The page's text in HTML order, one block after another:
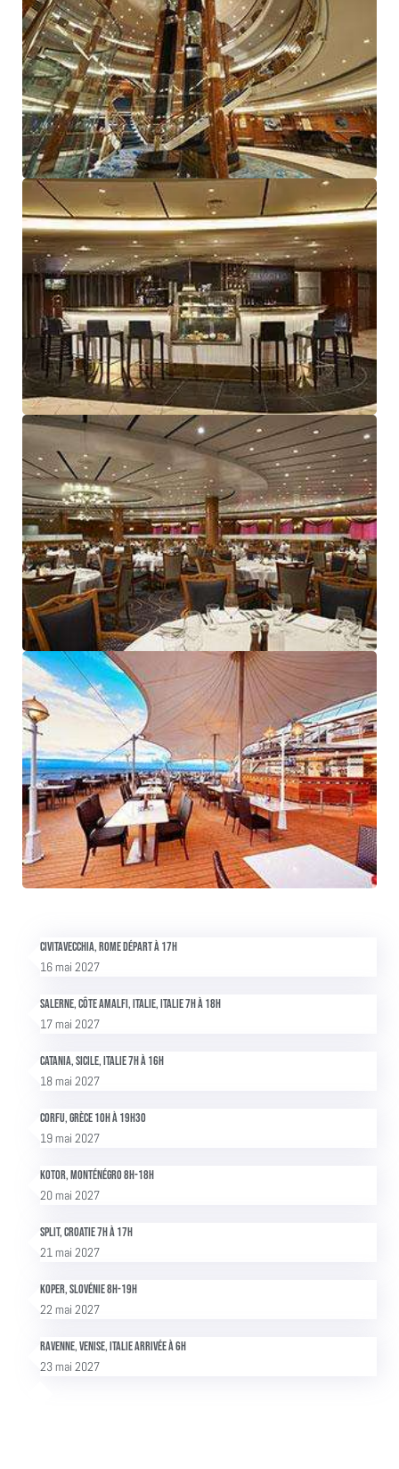
Civitavecchia, Rome Départ à 17h
16 mai 2027
Salerne, Côte Amalfi, Italie, Italie 7h à 18h
17 mai 2027
Catania, Sicile, Italie 7h à 16h
18 mai 2027
Corfu, Grèce 10h à 19h30
19 mai 2027
Kotor, Monténégro 8h-18h
20 mai 2027
Split, Croatie 7h à 17h
21 mai 2027
Koper, Slovénie 8h-19h
22 mai 2027
Ravenne, Venise, Italie Arrivée à 6h
23 mai 2027